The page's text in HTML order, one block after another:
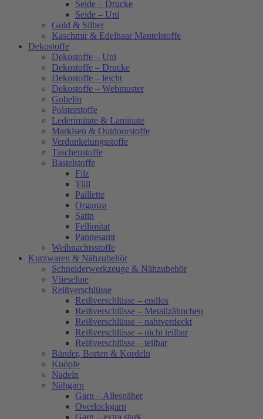
Seide – Drucke
Seide – Uni
Gold & Silber
Kaschmir & Edelhaar Mantelstoffe
Dekostoffe
Dekostoffe – Uni
Dekostoffe – Drucke
Dekostoffe – leicht
Dekostoffe – Webmuster
Gobelin
Polsterstoffe
Lederimitate & Laminate
Markisen & Outdoorstoffe
Verdunkelungsstoffe
Taschenstoffe
Bastelstoffe
Filz
Tüll
Paillette
Organza
Satin
Fellimitat
Pannesamt
Weihnachtsstoffe
Kurzwaren & Nähzubehör
Schneiderwerkzeuge & Nähzubehör
Vlieseline
Reißverschlüsse
Reißverschlüsse – endlos
Reißverschlüsse – Metallzähnchen
Reißverschlüsse – nahtverdeckt
Reißverschlüsse – nicht teilbar
Reißverschlüsse – teilbar
Bänder, Borten & Kordeln
Knöpfe
Nadeln
Nähgarn
Garn – Allesnäher
Overlockgarn